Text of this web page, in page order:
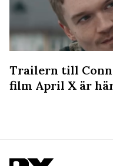
Trailern till
film April X är